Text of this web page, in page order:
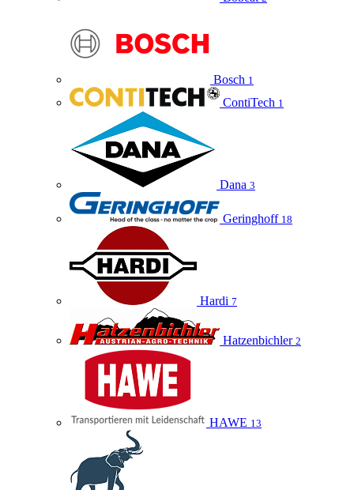
Bosch 1
ContiTech 1
Dana 3
Geringhoff 18
Hardi 7
Hatzenbichler 2
HAWE 13